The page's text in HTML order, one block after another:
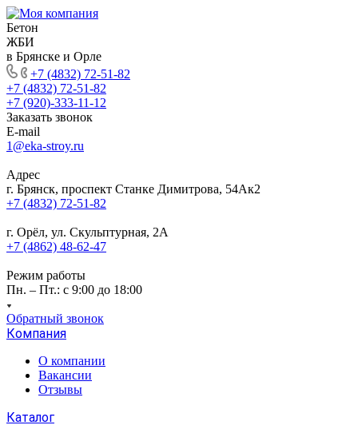
Бетон
ЖБИ
в Брянске и Орле
+7 (4832) 72-51-82
+7 (4832) 72-51-82
+7 (920)-333-11-12
Заказать звонок
E-mail
1@eka-stroy.ru
Адрес
г. Брянск, проспект Станке Димитрова, 54Ак2
+7 (4832) 72-51-82
г. Орёл, ул. Скульптурная, 2А
+7 (4862) 48-62-47
Режим работы
Пн. – Пт.: с 9:00 до 18:00
Обратный звонок
Компания
О компании
Вакансии
Отзывы
Каталог